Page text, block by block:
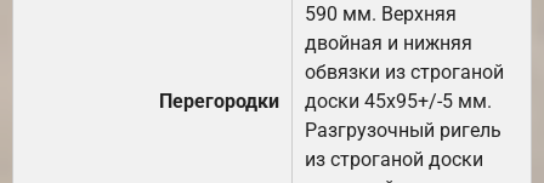
Перегородки
590 мм. Верхняя
двойная и нижняя
обвязки из строганой
доски 45х95+/-5 мм.
Разгрузочный ригель
из строганой доски